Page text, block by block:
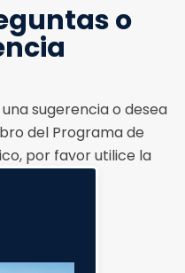
o
sugerencia o desea
del Programa de
por favor utilice la